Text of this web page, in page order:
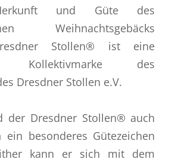
und Güte des
Weihnachtsgebäcks
Stollen® ist eine
Kollektivmarke des
Dresdner Stollen e.V.
der Dresdner Stollen® auch
ein besonderes Gütezeichen
kann er sich mit dem